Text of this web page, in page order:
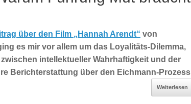
über den Film „Hannah Arendt“ von
es mir vor allem um das Loyalitäts-Dilemma,
intellektueller Wahrhaftigkeit und der
Berichterstattung über den Eichmann-Prozess
Weiterlesen